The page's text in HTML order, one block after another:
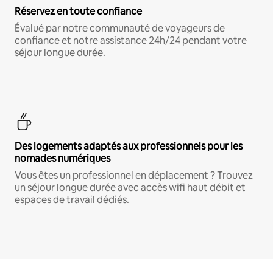
Réservez en toute confiance
Évalué par notre communauté de voyageurs de
confiance et notre assistance 24h/24 pendant votre
séjour longue durée.
Des logements adaptés aux professionnels pour les
nomades numériques
Vous êtes un professionnel en déplacement ? Trouvez
un séjour longue durée avec accès wifi haut débit et
espaces de travail dédiés.